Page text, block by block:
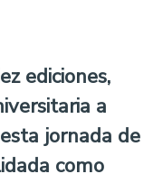
ediciones,
a
jornada de
como